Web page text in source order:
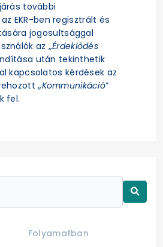
további
EKR-ben regisztrált és
jogosultsággal
az „Érdeklődés
után tekinthetik
kapcsolatos kérdések az
„Kommunikáció”
fel.
Folyamatban